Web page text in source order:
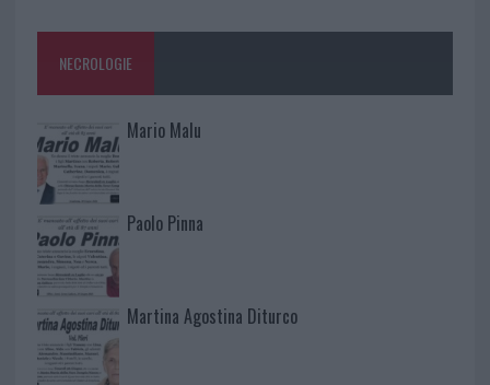
NECROLOGIE
Mario Malu
Paolo Pinna
Martina Agostina Diturco